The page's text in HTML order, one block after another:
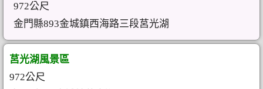
972公尺
金門縣893金城鎮西海路三段莒光湖
莒光湖風景區
972公尺